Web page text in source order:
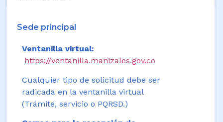
Sede principal
Ventanilla virtual:
https://ventanilla.manizales.gov.co
Cualquier tipo de solicitud debe ser
radicada en la ventanilla virtual
(Trámite, servicio o PQRSD.)